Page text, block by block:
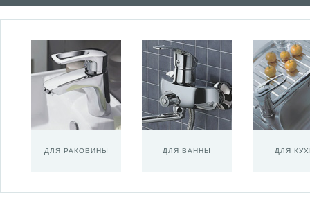
ДЛЯ РАКОВИНЫ ДЛЯ ВАННЫ ДЛЯ